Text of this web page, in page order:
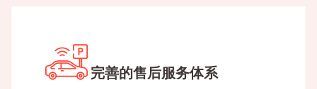
完善的售后服务体系